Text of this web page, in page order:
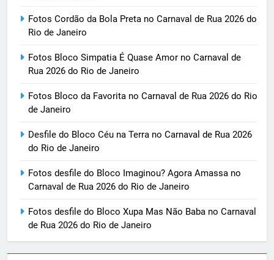
Fotos Cordão da Bola Preta no Carnaval de Rua 2026 do
Rio de Janeiro
Fotos Bloco Simpatia É Quase Amor no Carnaval de
Rua 2026 do Rio de Janeiro
Fotos Bloco da Favorita no Carnaval de Rua 2026 do Rio
de Janeiro
Desfile do Bloco Céu na Terra no Carnaval de Rua 2026
do Rio de Janeiro
Fotos desfile do Bloco Imaginou? Agora Amassa no
Carnaval de Rua 2026 do Rio de Janeiro
Fotos desfile do Bloco Xupa Mas Não Baba no Carnaval
de Rua 2026 do Rio de Janeiro